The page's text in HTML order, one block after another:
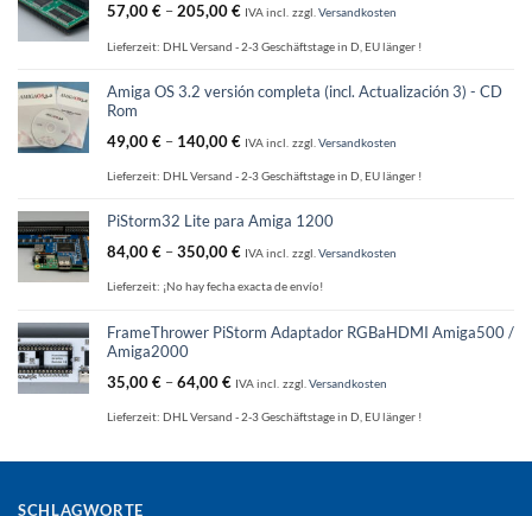
57,00€ –205,00€ IVA incl. zzgl. Versandkosten
Lieferzeit: DHL Versand - 2-3 Geschäftstage in D, EU länger !
Amiga OS 3.2 versión completa (incl. Actualización 3) - CD
Rom
49,00€ – 140,00€ IVA incl. zzgl. Versandkosten
Lieferzeit: DHL Versand - 2-3 Geschäftstage in D, EU länger !
PiStorm32 Lite para Amiga 1200
84,00€ –350,00€ IVA incl. zzgl. Versandkosten
Lieferzeit: ¡No hay fecha exacta de envío!
FrameThrower PiStorm Adaptador RGBaHDMI Amiga500 /
Amiga2000
35,00€ –64,00€ IVA incl. zzgl. Versandkosten
Lieferzeit: DHL Versand - 2-3 Geschäftstage in D, EU länger !
SCHLAGWORTE